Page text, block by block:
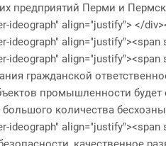
предприятий Перми и
ideograph" align="justify"> </
ideograph"
ideograph"
гражданской
промышленности
количества
ideograph"